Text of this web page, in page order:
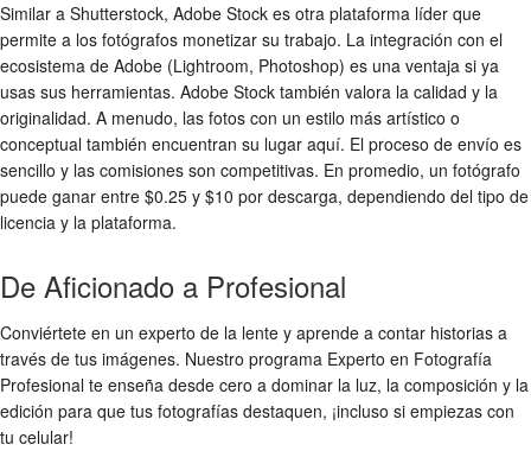
Similar a Shutterstock, Adobe Stock es otra plataforma líder que
permite a los fotógrafos monetizar su trabajo. La integración con el
ecosistema de Adobe (Lightroom, Photoshop) es una ventaja si ya
usas sus herramientas. Adobe Stock también valora la calidad y la
originalidad. A menudo, las fotos con un estilo más artístico o
conceptual también encuentran su lugar aquí. El proceso de envío es
sencillo y las comisiones son competitivas. En promedio, un fotógrafo
puede ganar entre $0.25 y $10 por descarga, dependiendo del tipo de
licencia y la plataforma.
De Aficionado a Profesional
Conviértete en un experto de la lente y aprende a contar historias a
través de tus imágenes. Nuestro programa Experto en Fotografía
Profesional te enseña desde cero a dominar la luz, la composición y la
edición para que tus fotografías destaquen, ¡incluso si empiezas con
tu celular!